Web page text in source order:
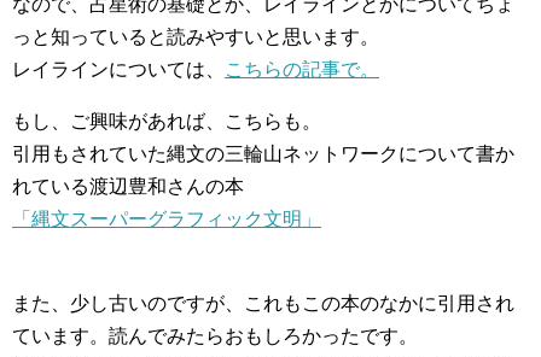
なので、占星術の基礎とか、レイラインとかについてちょ
っと知っていると読みやすいと思います。
レイラインについては、
こちらの記事で。
もし、ご興味があれば、こちらも。
引用もされていた縄文の三輪山ネットワークについて書か
れている渡辺豊和さんの本
「縄文スーパーグラフィック文明」
また、少し古いのですが、これもこの本のなかに引用され
ています。読んでみたらおもしろかったです。